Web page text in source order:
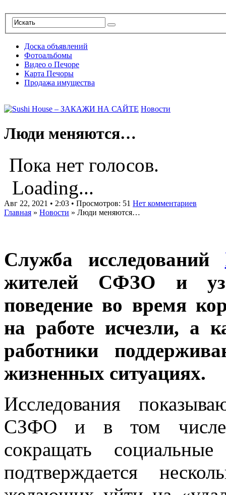
Доска объявлений
Фотоальбомы
Видео о Печоре
Карта Печоры
Продажа имущества
Новости
Люди меняются…
Пока нет голосов.
Loading...
Авг 22, 2021 • 2:03 • Просмотров: 51 Нет комментариев
Главная » Новости » Люди меняются…
Служба исследований
жителей СФЗО и
поведение во время
на работе исчезли, а
работники
жизненных ситуациях.
Исследования
СЗФО и в том числе
сокращать
подтверждается